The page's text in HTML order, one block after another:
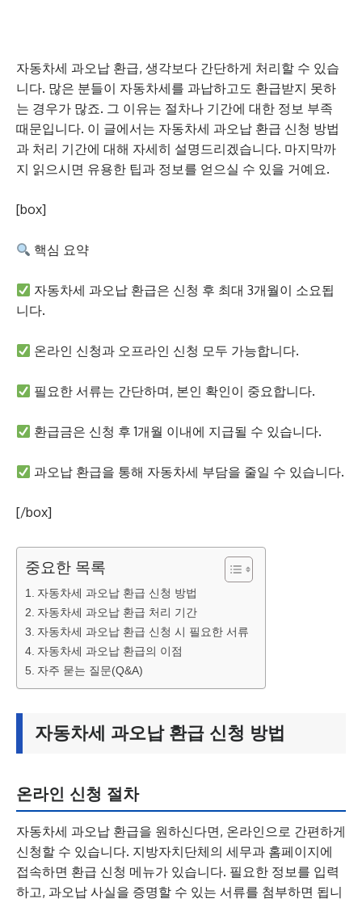
자동차세 과오납 환급, 생각보다 간단하게 처리할 수 있습
니다. 많은 분들이 자동차세를 과납하고도 환급받지 못하
는 경우가 많죠. 그 이유는 절차나 기간에 대한 정보 부족
때문입니다. 이 글에서는 자동차세 과오납 환급 신청 방법
과 처리 기간에 대해 자세히 설명드리겠습니다. 마지막까
지 읽으시면 유용한 팁과 정보를 얻으실 수 있을 거예요.
[box]
핵심 요약
자동차세 과오납 환급은 신청 후 최대 3개월이 소요됩
니다.
온라인 신청과 오프라인 신청 모두 가능합니다.
필요한 서류는 간단하며, 본인 확인이 중요합니다.
환급금은 신청 후 1개월 이내에 지급될 수 있습니다.
과오납 환급을 통해 자동차세 부담을 줄일 수 있습니다.
[/box]
중요한 목록
자동차세 과오납 환급 신청 방법
자동차세 과오납 환급 처리 기간
자동차세 과오납 환급 신청 시 필요한 서류
자동차세 과오납 환급의 이점
자주 묻는 질문(Q&A)
자동차세 과오납 환급 신청 방법
온라인 신청 절차
자동차세 과오납 환급을 원하신다면, 온라인으로 간편하게
신청할 수 있습니다. 지방자치단체의 세무과 홈페이지에
접속하면 환급 신청 메뉴가 있습니다. 필요한 정보를 입력
하고, 과오납 사실을 증명할 수 있는 서류를 첨부하면 됩니